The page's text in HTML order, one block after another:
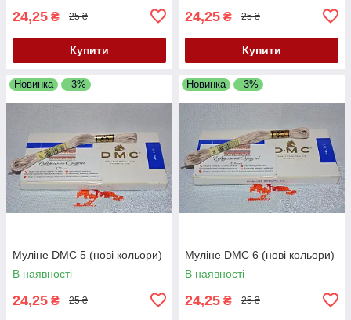
24,25 ₴ 25 ₴
Купити
24,25 ₴ 25 ₴
Купити
Новинка –3%
Муліне DMC 5 (нові кольори)
В наявності
24,25 ₴ 25 ₴
Новинка –3%
Муліне DMC 6 (нові кольори)
В наявності
24,25 ₴ 25 ₴